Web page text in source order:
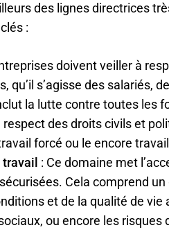
des lignes directrices
:
doivent veiller à
qu’il s’agisse des salariés,
la lutte contre toutes les
des droits civils et
forcé ou le encore
: Ce domaine met
Cela comprend
et de la qualité de
ou encore les risques